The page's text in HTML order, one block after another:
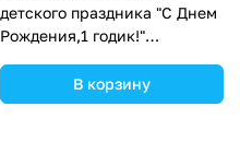
детского праздника "С Днем
Рождения,1 годик!"
В корзину